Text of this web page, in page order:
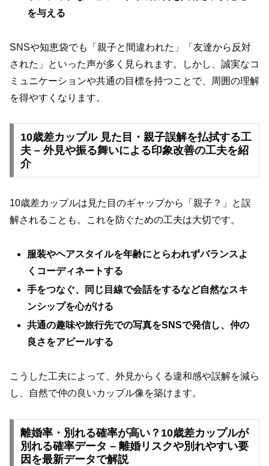
を与える
SNSや知恵袋でも「親子と間違われた」「友達から反対
された」といった声が多く見られます。しかし、誠実なコ
ミュニケーションや共通の目標を持つことで、周囲の理解
を得やすくなります。
10歳差カップル 見た目・親子誤解を払拭する工
夫 – 外見や振る舞いによる印象改善の工夫を紹
介
10歳差カップルは見た目のギャップから「親子？」と誤
解されることも。これを防ぐための工夫は大切です。
服装やヘアスタイルを年齢にとらわれずバランスよ
くコーディネートする
手をつなぐ、同じ目線で会話をするなど自然なスキ
ンシップを心がける
共通の趣味や旅行先での写真をSNSで発信し、仲の
良さをアピールする
こうした工夫によって、外見からくる違和感や誤解を減ら
し、自然で仲の良いカップル像を築けます。
離婚率・別れる確率が高い？10歳差カップルが
別れる確率データ – 離婚リスクや別れやすい要
因を最新データで解説